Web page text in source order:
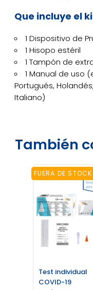
Que incluye el
1 Dispositivo de
1 Hisopo estéril
1 Tampón de
1 Manual de uso
Portugués,
Italiano)
También
Test individual
COVID-19
FUERA DE STOCK